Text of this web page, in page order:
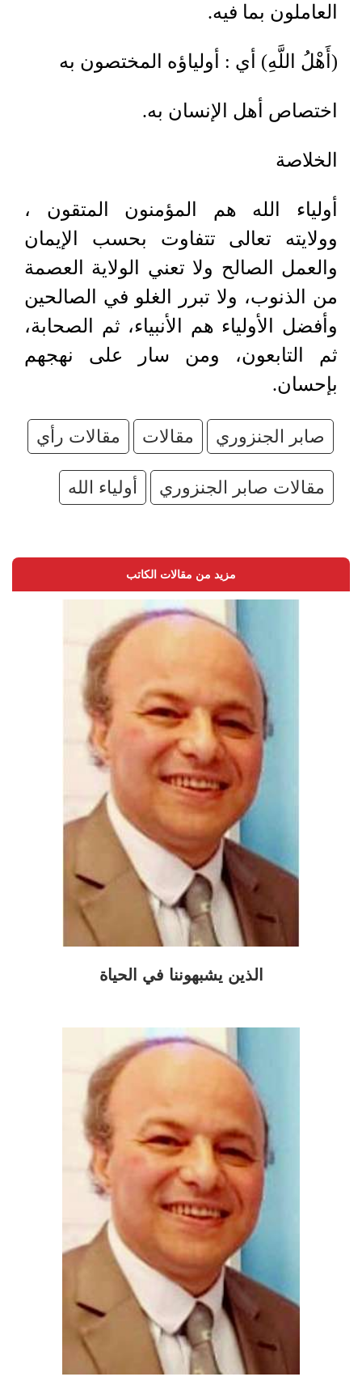
العاملون بما فيه.
(أَهْلُ اللَّهِ) أي : أولياؤه المختصون به
اختصاص أهل الإنسان به.
الخلاصة
أولياء الله هم المؤمنون المتقون ،
وولايته تعالى تتفاوت بحسب الإيمان
والعمل الصالح ولا تعني الولاية العصمة
من الذنوب، ولا تبرر الغلو في الصالحين
وأفضل الأولياء هم الأنبياء، ثم الصحابة،
ثم التابعون، ومن سار على نهجهم
بإحسان.
صابر الجنزوري مقالات مقالات رأي
مقالات صابر الجنزوري أولياء الله
مزيد من مقالات الكاتب
الذين يشبهوننا في الحياة